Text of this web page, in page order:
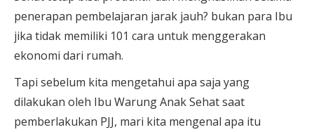
penerapan pembelajaran jarak jauh? bukan para Ibu
jika tidak memiliki 101 cara untuk menggerakan
ekonomi dari rumah.
Tapi sebelum kita mengetahui apa saja yang
dilakukan oleh Ibu Warung Anak Sehat saat
pemberlakukan PJJ, mari kita mengenal apa itu